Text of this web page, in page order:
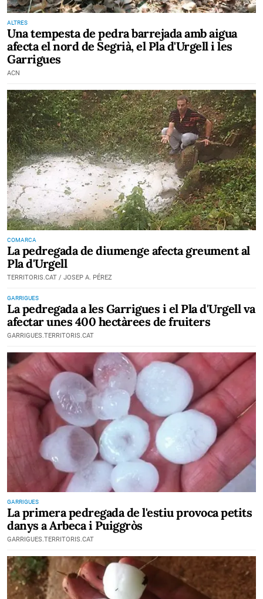
ALTRES
Una tempesta de pedra barrejada amb aigua
afecta el nord de Segrià, el Pla d'Urgell i les
Garrigues
ACN
COMARCA
La pedregada de diumenge afecta greument al
Pla d'Urgell
TERRITORIS.CAT / JOSEP A. PÉREZ
GARRIGUES
La pedregada a les Garrigues i el Pla d'Urgell va
afectar unes 400 hectàrees de fruiters
GARRIGUES.TERRITORIS.CAT
GARRIGUES
La primera pedregada de l'estiu provoca petits
danys a Arbeca i Puiggròs
GARRIGUES.TERRITORIS.CAT